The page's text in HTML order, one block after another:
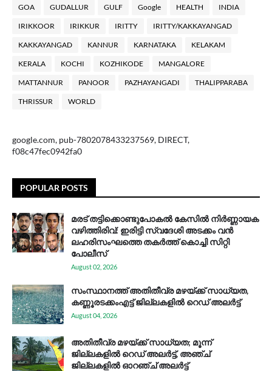
GOA GUDALLUR GULF Google HEALTH INDIA
IRIKKOOR IRIKKUR IRITTY IRITTY/KAKKAYANGAD
KAKKAYANGAD KANNUR KARNATAKA KELAKAM
KERALA KOCHI KOZHIKODE MANGALORE
MATTANNUR PANOOR PAZHAYANGADI THALIPPARABA
THRISSUR WORLD
google.com, pub-7802078433237569, DIRECT,
f08c47fec0942fa0
POPULAR POSTS
മരട് തട്ടിക്കൊണ്ടുപോകൽ കേസിൽ നിർണ്ണായക
വഴിത്തിരിവ്: ഇരിട്ടി സ്വദേശി അടക്കം വൻ
ലഹരിസംഘത്തെ തകർത്ത് കൊച്ചി സിറ്റി
പോലീസ്
August 02, 2026
സം​സ്ഥാ​ന​ത്ത് അ​തി​തീ​വ്ര മ​ഴ​യ്ക്ക് സാ​ധ്യ​ത,
കണ്ണൂരടക്കംഎ​ട്ട് ജി​ല്ല​ക​ളി​ൽ റെ​ഡ് അ​ലർ​ട്ട്
August 04, 2026
അതിതീവ്ര മഴയ്ക്ക് സാധ്യത; മൂന്ന്
ജില്ലകളിൽ റെഡ് അലർട്ട്, അഞ്ച്
ജില്ലകളിൽ ഓറഞ്ച് അലർട്ട്